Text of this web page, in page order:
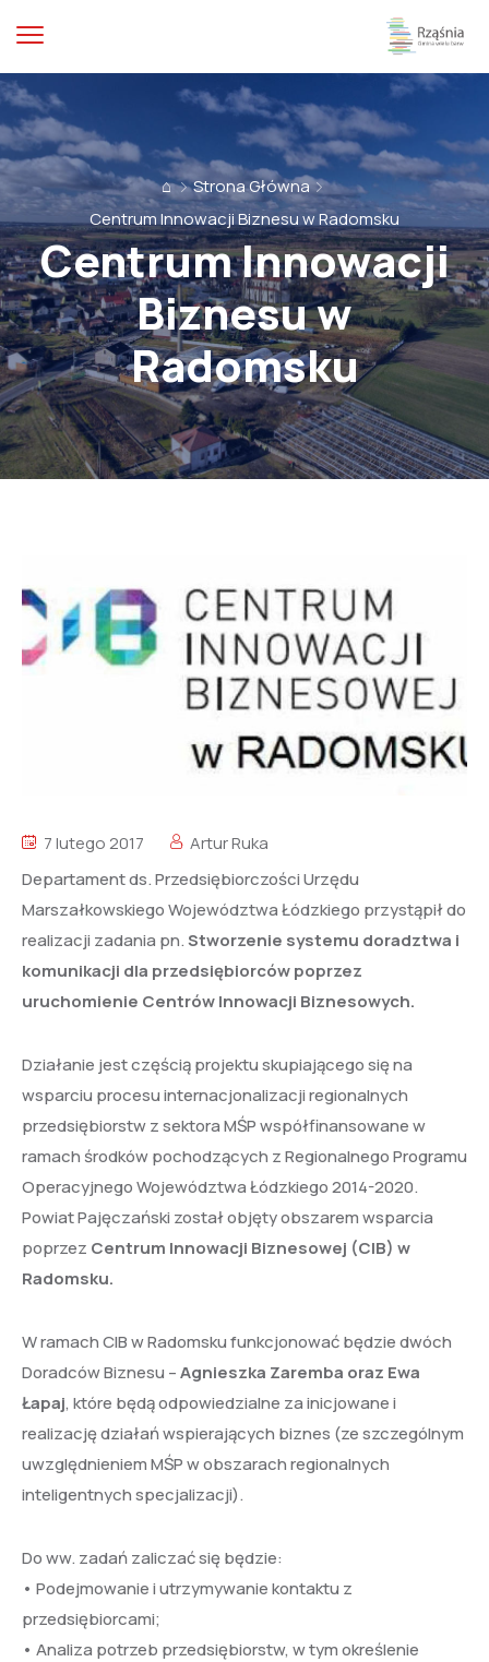
⌂
Strona Główna
Centrum Innowacji Biznesu w Radomsku
Centrum Innowacji
Biznesu w
Radomsku
7 lutego 2017
Artur Ruka
Departament ds. Przedsiębiorczości Urzędu
Marszałkowskiego Województwa Łódzkiego przystąpił do
realizacji zadania pn.Stworzenie systemu doradztwa i
komunikacji dla przedsiębiorców poprzez
uruchomienie Centrów Innowacji Biznesowych.
Działanie jest częścią projektu skupiającego się na
wsparciu procesu internacjonalizacji regionalnych
przedsiębiorstw z sektora MŚP współfinansowane w
ramach środków pochodzących z Regionalnego Programu
Operacyjnego Województwa Łódzkiego 2014-2020.
Powiat Pajęczański został objęty obszarem wsparcia
poprzez Centrum Innowacji Biznesowej (CIB) w
Radomsku.
W ramach CIB w Radomsku funkcjonować będzie dwóch
Doradców Biznesu –Agnieszka Zaremba oraz Ewa
Łapaj, które będą odpowiedzialne za inicjowane i
realizację działań wspierających biznes (ze szczególnym
uwzględnieniem MŚP w obszarach regionalnych
inteligentnych specjalizacji).
Do ww. zadań zaliczać się będzie:
• Podejmowanie i utrzymywanie kontaktu z
przedsiębiorcami;
• Analiza potrzeb przedsiębiorstw, w tym określenie